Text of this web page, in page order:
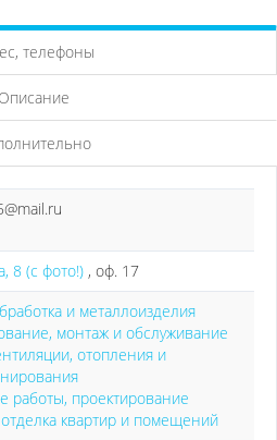
телефоны
Описание
8 (с фото!) , оф. 17
и металлоизделия
монтаж и обслуживание
отопления и
работы, проектирование
квартир и помещений